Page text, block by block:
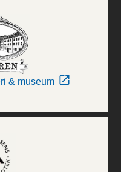
& museum